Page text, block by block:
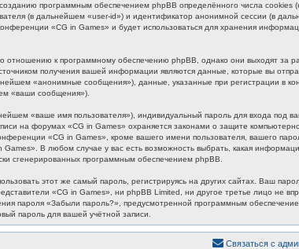
программным обеспечением phpBB определённого числа cookies
(в дальнейшем «user-id») и идентификатор анонимной сессии (в
«CG in Games» и будет использоваться для хранения
к программному обеспечению phpBB, однако они выходят за
получения вашей информации являются данные, которые вы
«анонимные сообщения»), данные, указанные при регистрации в
«ваши сообщения»).
«ваше имя пользователя»), индивидуальный пароль для входа под
на форумах «CG in Games» охраняется законами о защите
«CG in Games», кроме вашего имени пользователя, вашего
В любом случае у вас есть возможность выбрать, какая
сгенерированных программным обеспечением phpBB.
этот же самый пароль, регистрируясь на других сайтах. Ваш
«CG in Games», ни phpBB Limited, ни другое третье лицо не
пароля «Забыли пароль?», предусмотренной программным
пароль для вашей учётной записи.
Связаться с